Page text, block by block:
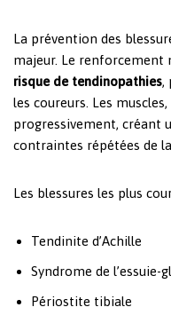
La prévention des
majeur. Le renforcement
risque de tendinopathies,
les coureurs. Les
progressivement, créant
contraintes répétées de la
Les blessures les plus
Tendinite d’Achille
Syndrome de l’essuie-
Périostite tibiale